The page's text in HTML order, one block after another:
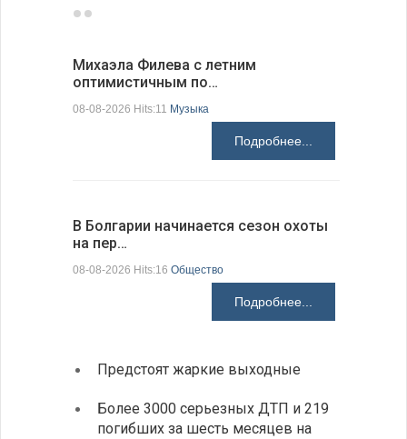
Михаэла Филева с летним
оптимистичным по…
08-08-2026 Hits:11 Музыка
Подробнее...
В Болгарии начинается сезон охоты
на пер…
08-08-2026 Hits:16 Общество
Подробнее...
Предстоят жаркие выходные
Более 3000 серьезных ДТП и 219
погибших за шесть месяцев на